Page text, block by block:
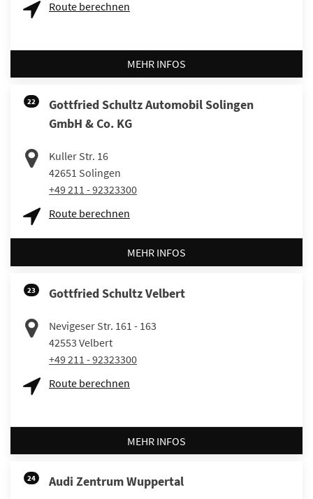
Route berechnen
MEHR INFOS
22
Gottfried Schultz Automobil Solingen
GmbH & Co. KG
Kuller Str. 16
42651 Solingen
+49 211 - 92323300
Route berechnen
MEHR INFOS
23 Gottfried Schultz Velbert
Nevigeser Str. 161 - 163
42553 Velbert
+49 211 - 92323300
Route berechnen
MEHR INFOS
24 Audi Zentrum Wuppertal